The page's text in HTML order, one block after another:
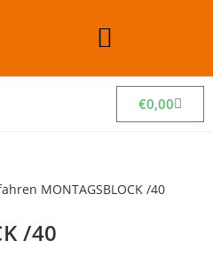
€0,00
/40